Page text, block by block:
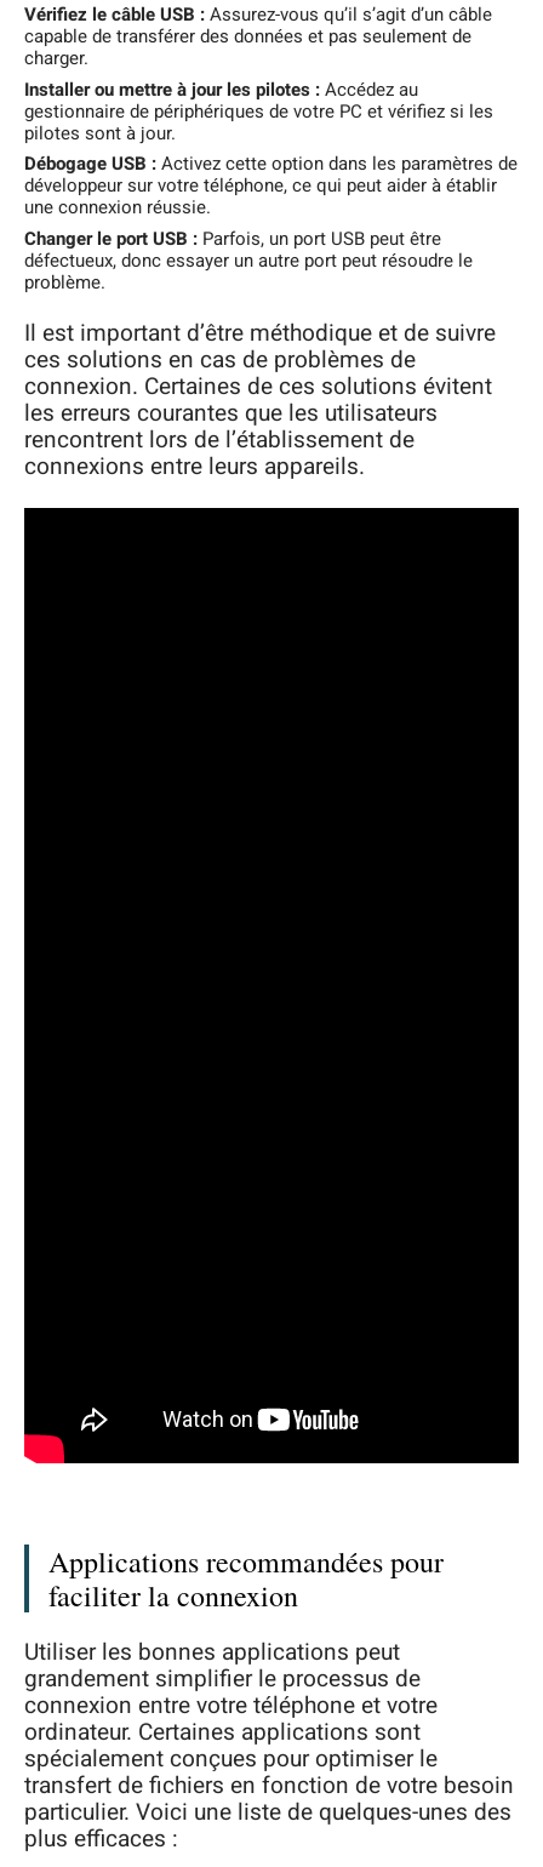
Vérifiez le câble USB :Assurez-vous qu’il s’agit d’un câble
capable de transférer des données et pas seulement de
charger.
Installer ou mettre à jour les pilotes :Accédez au
gestionnaire de périphériques de votre PC et vérifiez si les
pilotes sont à jour.
Débogage USB :Activez cette option dans les paramètres de
développeur sur votre téléphone, ce qui peut aider à établir
une connexion réussie.
Changer le port USB : Parfois, un port USB peut être
défectueux, donc essayer un autre port peut résoudre le
problème.
Il est important d’être méthodique et de suivre
ces solutions en cas de problèmes de
connexion. Certaines de ces solutions évitent
les erreurs courantes que les utilisateurs
rencontrent lors de l’établissement de
connexions entre leurs appareils.
Applications recommandées pour
faciliter la connexion
Utiliser les bonnes applications peut
grandement simplifier le processus de
connexion entre votre téléphone et votre
ordinateur. Certaines applications sont
spécialement conçues pour optimiser le
transfert de fichiers en fonction de votre besoin
particulier. Voici une liste de quelques-unes des
plus efficaces :